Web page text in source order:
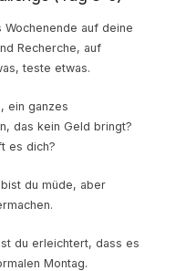
auf deine
Recherche, auf
teste etwas.
ein ganzes
das kein Geld bringt?
es dich?
du müde, aber
du erleichtert, dass es
Montag.